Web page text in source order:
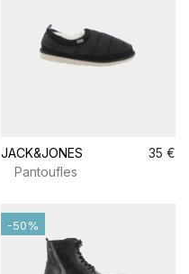
JACK&JONES
35 €
Pantoufles
-50%